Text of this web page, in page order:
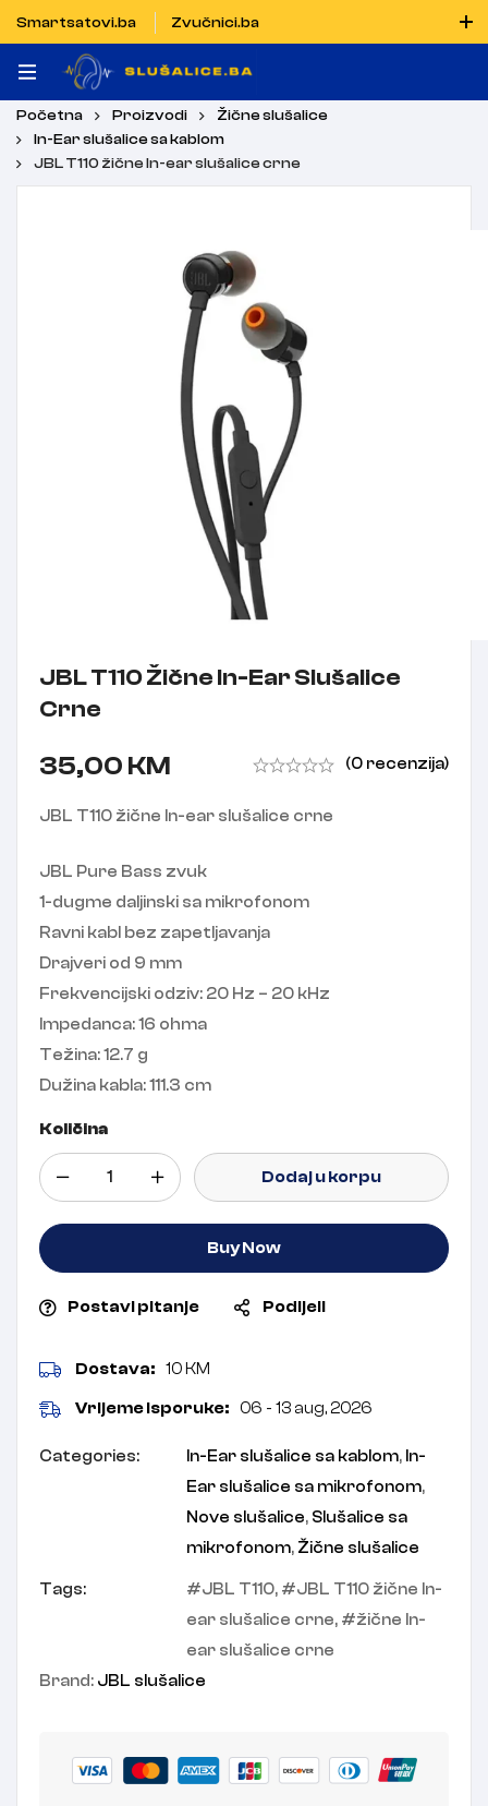
Smartsatovi.ba
Zvučnici.ba
Naručiti možete i porukom putem Vibera i WhatsAppa
Početna Proizvodi
Žične slušalice
In-Ear slušalice sa kablom
JBL T110 žične In-ear slušalice crne
JBL T110 Žične In-Ear Slušalice
Crne
35,00 KM (0 recenzija)
JBL T110 žične In-ear slušalice crne
JBL Pure Bass zvuk
1-dugme daljinski sa mikrofonom
Ravni kabl bez zapetljavanja
Drajveri od 9 mm
Frekvencijski odziv: 20 Hz – 20 kHz
Impedanca: 16 ohma
Težina: 12.7 g
Dužina kabla: 111.3 cm
Količina
Dodaj u korpu
Buy Now
Postavi pitanje Podijeli
Dostava: 10 KM
Vrijeme isporuke: 06 - 13 aug, 2026
Categories: In-Ear slušalice sa kablom, In-
Ear slušalice sa mikrofonom,
Nove slušalice, Slušalice sa
mikrofonom, Žične slušalice
Tags: JBL T110,
JBL T110 žične In-
ear slušalice crne,
žične In-
ear slušalice crne
Brand: JBL slušalice